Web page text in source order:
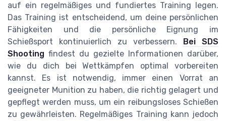
auf ein regelmäßiges und fundiertes Training legen.
Das Training ist entscheidend, um deine persönlichen
Fähigkeiten und die persönliche Eignung im
Schießsport kontinuierlich zu verbessern.
Bei SDS
Shooting findest du gezielte Informationen darüber,
wie du dich bei Wettkämpfen optimal vorbereiten
kannst. Es ist notwendig, immer einen Vorrat an
geeigneter Munition zu haben, die richtig gelagert und
gepflegt werden muss, um ein reibungsloses Schießen
zu gewährleisten. Regelmäßiges Training kann jedoch